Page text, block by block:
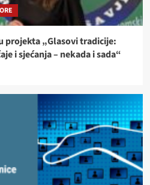
projekta „Glasovi tradicije:
i sjećanja – nekada i sada“